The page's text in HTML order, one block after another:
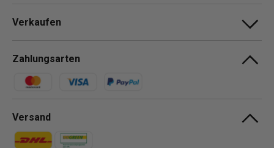
Verkaufen
Zahlungsarten
Zahlungsmethoden
Versand
Zahlungsmethoden